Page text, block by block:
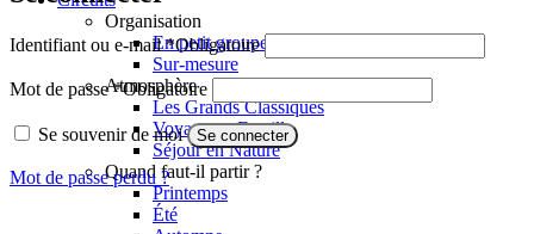
Organisation
En petit groupe
Sur-mesure
Atmosphère
Les Grands Classiques
Voyage en Famille
Séjour en Nature
Quand faut-il partir ?
Printemps
Été
Identifiant ou e-mail*Obligatoire
Mot de passe*Obligatoire
Se souvenir de moi Se connecter
Mot de passe perdu ?